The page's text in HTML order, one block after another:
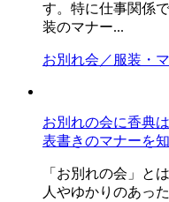
す。特に仕事関係
装のマナー...
お別れ会／服装・
お別れの会に香典
表書きのマナーを
「お別れの会」と
人やゆかりのあっ